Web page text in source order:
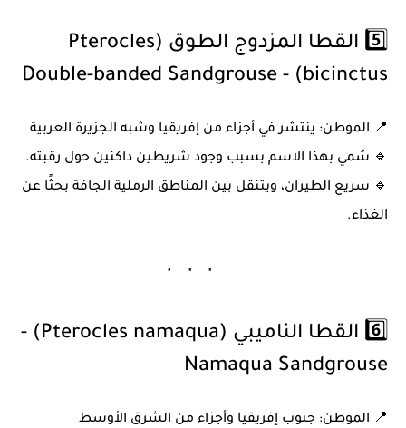
5️⃣ القطا المزدوج الطوق (Pterocles
bicinctus) - Double-banded Sandgrouse
📍 الموطن: ينتشر في أجزاء من إفريقيا وشبه الجزيرة العربية
🔹 سُمي بهذا الاسم بسبب وجود شريطين داكنين حول رقبته.
🔹 سريع الطيران، ويتنقل بين المناطق الرملية الجافة بحثًا عن
الغذاء.
6️⃣ القطا الناميبي (Pterocles namaqua) -
Namaqua Sandgrouse
📍 الموطن: جنوب إفريقيا وأجزاء من الشرق الأوسط